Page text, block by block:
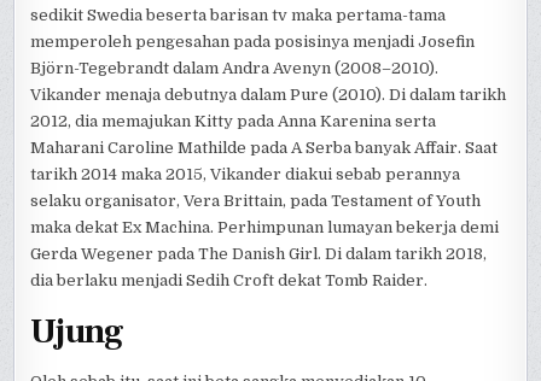
sedikit Swedia beserta barisan tv maka pertama-tama
memperoleh pengesahan pada posisinya menjadi Josefin
Björn-Tegebrandt dalam Andra Avenyn (2008–2010).
Vikander menaja debutnya dalam Pure (2010). Di dalam tarikh
2012, dia memajukan Kitty pada Anna Karenina serta
Maharani Caroline Mathilde pada A Serba banyak Affair. Saat
tarikh 2014 maka 2015, Vikander diakui sebab perannya
selaku organisator, Vera Brittain, pada Testament of Youth
maka dekat Ex Machina. Perhimpunan lumayan bekerja demi
Gerda Wegener pada The Danish Girl. Di dalam tarikh 2018,
dia berlaku menjadi Sedih Croft dekat Tomb Raider.
Ujung